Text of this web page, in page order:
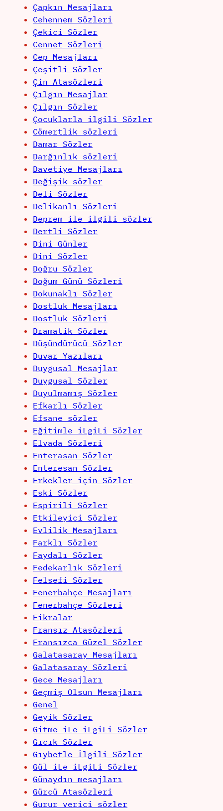
Çapkın Mesajları
Cehennem Sözleri
Çekici Sözler
Cennet Sözleri
Cep Mesajları
Çeşitli Sözler
Çin Atasözleri
Çılgın Mesajlar
Çılgın Sözler
Çocuklarla ilgili Sözler
Cömertlik sözleri
Damar Sözler
Darğınlık sözleri
Davetiye Mesajları
Değişik sözler
Deli Sözler
Delikanlı Sözleri
Deprem ile ilgili sözler
Dertli Sözler
Dini Günler
Dini Sözler
Doğru Sözler
Doğum Günü Sözleri
Dokunaklı Sözler
Dostluk Mesajları
Dostluk Sözleri
Dramatik Sözler
Düşündürücü Sözler
Duvar Yazıları
Duygusal Mesajlar
Duygusal Sözler
Duyulmamış Sözler
Efkarlı Sözler
Efsane sözler
Eğitimle iLgiLi Sözler
Elvada Sözleri
Enterasan Sözler
Enteresan Sözler
Erkekler için Sözler
Eski Sözler
Espirili Sözler
Etkileyici Sözler
Evlilik Mesajları
Farklı Sözler
Faydalı Sözler
Fedekarlık Sözleri
Felsefi Sözler
Fenerbahçe Mesajları
Fenerbahçe Sözleri
Fikralar
Fransız Atasözleri
Fransızca Güzel Sözler
Galatasaray Mesajları
Galatasaray Sözleri
Gece Mesajları
Geçmiş Olsun Mesajları
Genel
Geyik Sözler
Gitme iLe iLgiLi Sözler
Gıcık Sözler
Gıybetle İlgili Sözler
Gül iLe iLgiLi Sözler
Günaydın mesajları
Gürcü Atasözleri
Gurur verici sözler